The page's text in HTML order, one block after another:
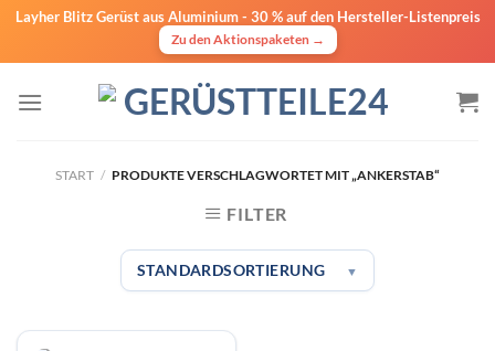
Layher Blitz Gerüst aus Aluminium - 30 % auf den Hersteller-Listenpreis
Zu den Aktionspaketen →
Inhalt
START / PRODUKTE VERSCHLAGWORTET MIT „ANKERSTAB“
FILTER
STANDARDSORTIERUNG ▼